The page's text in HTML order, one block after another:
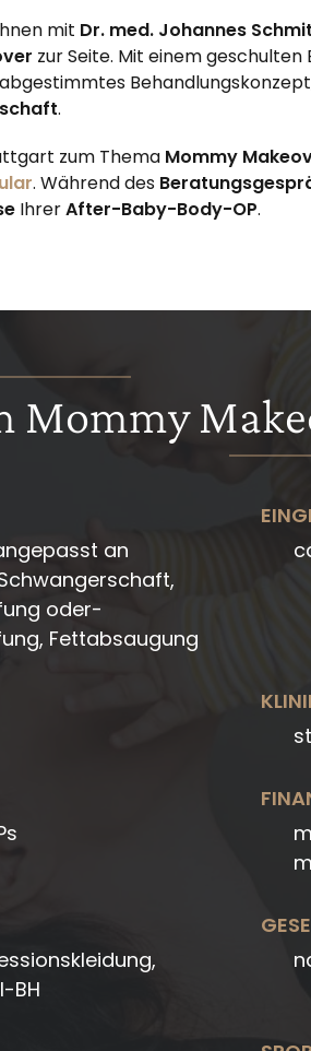
mit Dr. med. Johannes
zur Seite. Mit einem
.
zum Thema Mommy
. Während des
IhrerAfter-Baby-Body-OP.
Mommy
an
oder-
Fettabsaugung
BH